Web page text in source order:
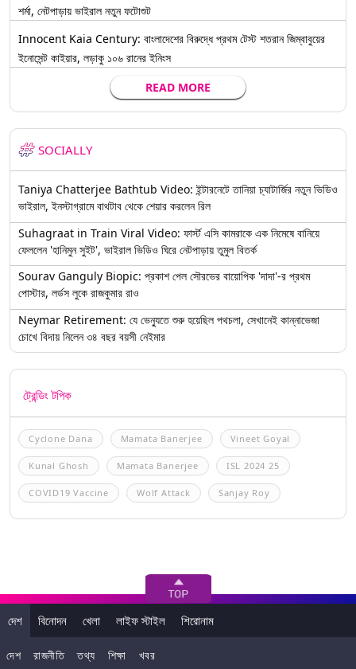
শর্মা, নেটপাড়ায় ভাইরাল নতুন ফটোশুট
Innocent Kaia Century: বাংলাদেশের বিরুদ্ধে প্রথম টেস্ট শতরান জিম্বাবুয়ের
ইনোসেন্ট কাইয়ার, লড়াকু ১০৬ রানের ইনিংস
READ MORE
SOCIALLY
Taniya Chatterjee Bathtub Video: ইন্টারনেটে তানিয়া চ্যাটার্জির নতুন ভিডিও
ভাইরাল, ইনস্টাগ্রামে বাথটাব থেকে শেয়ার করলেন রিল
Suhagraat in Train Viral Video: ফার্স্ট এসি কামরাকে এক নিমেষে বানিয়ে
ফেললেন 'হানিমুন সুইট', ভাইরাল ভিডিও ঘিরে নেটপাড়ায় তুমুল বিতর্ক
Sourav Ganguly Biopic: প্রকাশ পেল সৌরভের বায়োপিক 'দাদা'-র প্রথম
পোস্টার, লর্ডস লুকে রাজকুমার রাও
Neymar Retirement: যে ভেন্যুতে শুরু হয়েছিল পথচলা, সেখানেই কান্নাভেজা
চোখে বিদায় নিলেন ৩৪ বছর বয়সী নেইমার
ট্রেন্ডিং টপিক
Cyclone Dana Mamata Banerjee Vineet Goyal
Kunal Ghosh Mamata Banerjee ISL 2024 25
COVID19 Vaccine Wolf Attack Sanjay Roy
দেশ বিনোদন খেলা লাইফ স্টাইল শিরোনাম
দেশ রাজনীতি তথ্য শিক্ষা খবর